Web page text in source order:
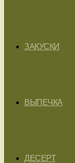
ЗАКУСКИ
ВЫПЕЧКА
ДЕСЕРТ